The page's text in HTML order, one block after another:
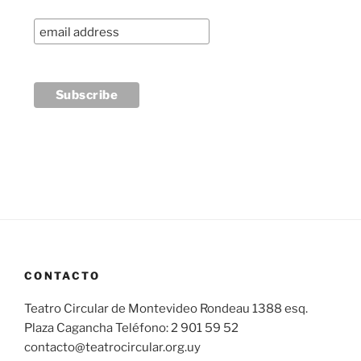
CONTACTO
Teatro Circular de Montevideo Rondeau 1388 esq.
Plaza Cagancha Teléfono: 2 901 59 52
contacto@teatrocircular.org.uy